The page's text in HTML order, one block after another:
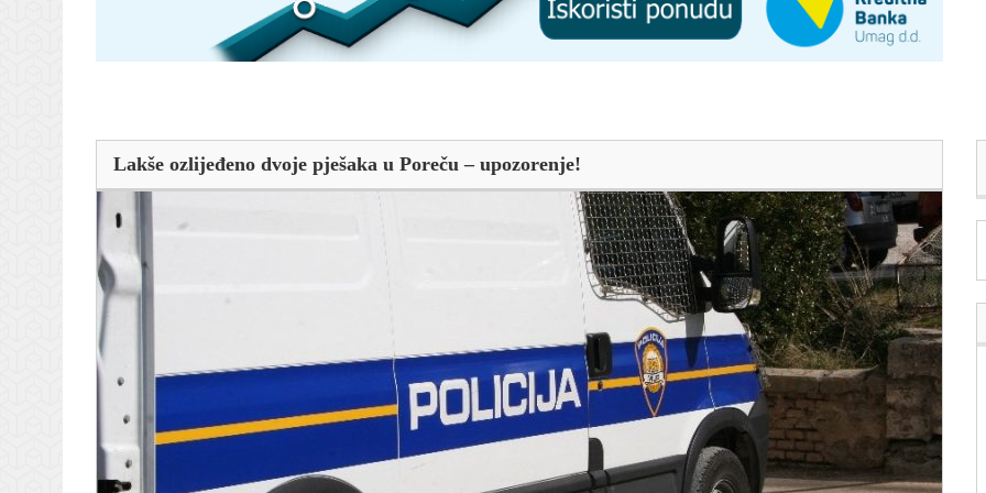
Lakše ozlijeđeno dvoje pješaka u Poreču – upozorenje!